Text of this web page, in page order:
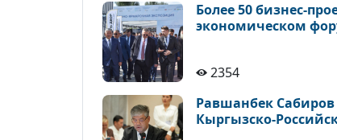
Более 50 бизнес-
экономическом
2354
Равшанбек Сабиров
Кыргызско-